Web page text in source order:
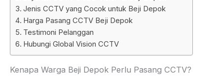
Jenis CCTV yang Cocok untuk Beji Depok
Harga Pasang CCTV Beji Depok
Testimoni Pelanggan
Hubungi Global Vision CCTV
Kenapa Warga Beji Depok Perlu Pasang CCTV?